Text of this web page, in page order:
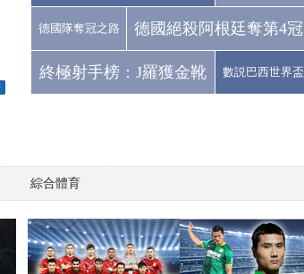
德國隊奪冠之路 德國絕殺阿根廷奪第4冠
終極射手榜：J羅獲金靴 數説巴西世界盃
綜合體育